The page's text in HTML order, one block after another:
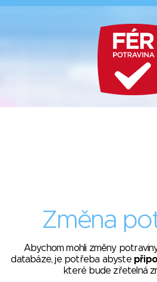
Změna
Abychom mohli změny
databáze, je potřeba abyste
které bude zřetelná